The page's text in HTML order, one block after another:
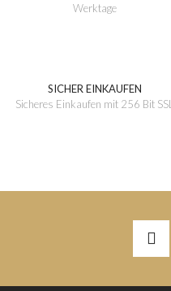
Werktage
SICHER EINKAUFEN
Sicheres Einkaufen mit 256 Bit SSL